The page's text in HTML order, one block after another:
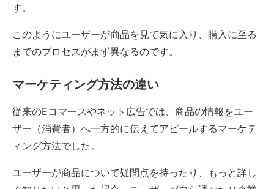
す。
このようにユーザーが商品を見て気に入り、購入に至る
までのプロセスがまず異なるのです。
マーケティング方法の違い
従来のEコマースやネット広告では、商品の情報をユー
ザー（消費者）へ一方的に伝えてアピールするマーケテ
ィング方法でした。
ユーザーが商品について疑問点を持ったり、もっと詳し